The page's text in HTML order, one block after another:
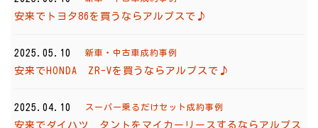
安来でトヨタ86を買うならアルプスで♪
2025.05.10 新車・中古車成約事例
安来でHONDA ZR-Vを買うならアルプスで♪
2025.04.10 スーパー乗るだけセット成約事例
安来でダイハツ タントをマイカーリースするならアルプス